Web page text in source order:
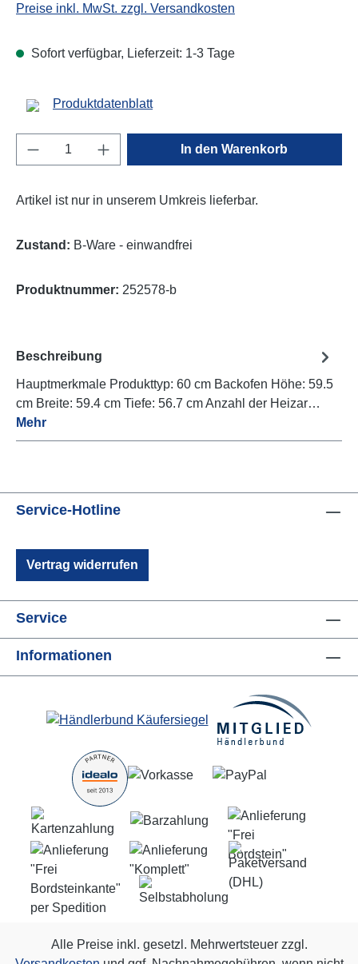
Preise inkl. MwSt. zzgl. Versandkosten
Sofort verfügbar, Lieferzeit: 1-3 Tage
Produktdatenblatt
Produkt Anzahl: Gib den gewünschten
In den Warenkorb
Artikel ist nur in unserem Umkreis lieferbar.
Zustand: B-Ware - einwandfrei
Produktnummer: 252578-b
Beschreibung
Hauptmerkmale Produkttyp: 60 cm Backofen Höhe: 59.5
cm Breite: 59.4 cm Tiefe: 56.7 cm Anzahl der Heizar…
Mehr
Service-Hotline
Vertrag widerrufen
Service
Informationen
Alle Preise inkl. gesetzl. Mehrwertsteuer zzgl.